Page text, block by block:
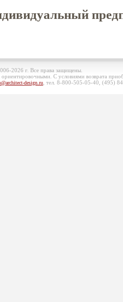
2026 г. Все права защищены.
ориентировочными. С условиями возврата
design.ru , тел. 8-800-505-05-40, (495)